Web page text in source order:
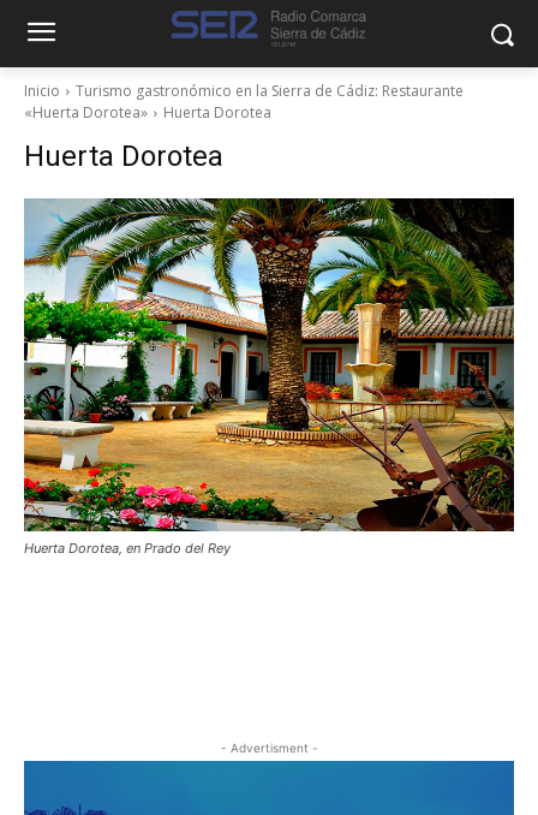
Inicio
Turismo gastronómico en la Sierra de Cádiz: Restaurante
«Huerta Dorotea»
Huerta Dorotea
Huerta Dorotea
Huerta Dorotea, en Prado del Rey
- Advertisment -